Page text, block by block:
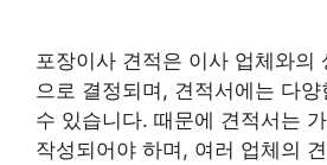
포장이사 견적은 이사 업체와의
으로 결정되며, 견적서에는 다
수 있습니다. 때문에 견적서는
작성되어야 하며, 여러 업체의